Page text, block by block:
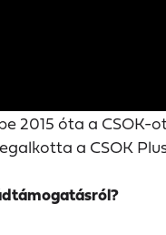
2015 óta a
a CSOK